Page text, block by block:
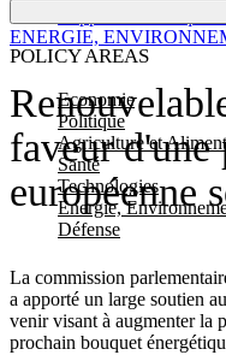
POLICY AREAS
Economie
Politique
Agriculture et
Santé
Technologies
Energie,
Défense
faveur d'une
européenne
La commission
a apporté un large soutien
venir visant à augmenter la
prochain bouquet
ENERGIE,